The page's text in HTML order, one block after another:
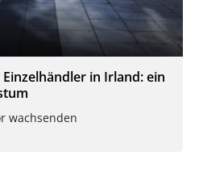
in Irland: ein
wachsenden